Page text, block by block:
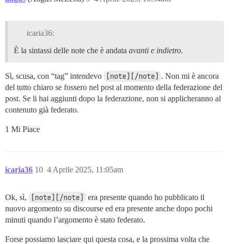
icaria36:
È la sintassi delle note che è andata avanti e indietro.
Sì, scusa, con “tag” intendevo [note][/note] . Non mi è ancora
del tutto chiaro se fossero nel post al momento della federazione del
post. Se li hai aggiunti dopo la federazione, non si applicheranno al
contenuto già federato.
1 Mi Piace
icaria36 4 Aprile 2025, 11:05am
10
Ok, sì, [note][/note]
era presente quando ho pubblicato il
nuovo argomento su discourse ed era presente anche dopo pochi
minuti quando l’argomento è stato federato.
Forse possiamo lasciare qui questa cosa, e la prossima volta che